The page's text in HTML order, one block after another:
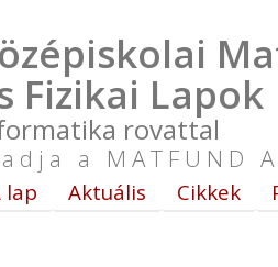
Fizikai Lapok
rovattal
a MATFUND
lap Aktuális Cikkek